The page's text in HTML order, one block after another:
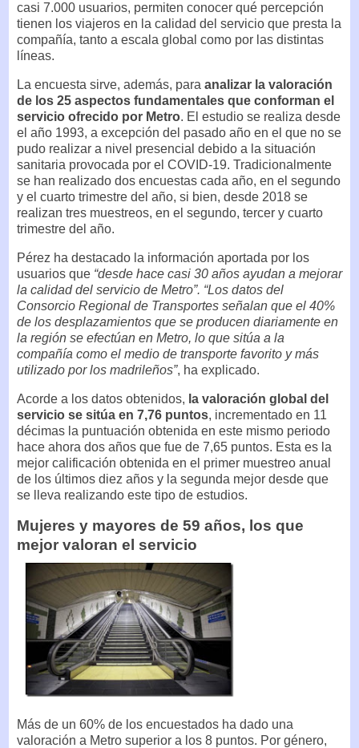
casi 7.000 usuarios, permiten conocer qué percepción
tienen los viajeros en la calidad del servicio que presta la
compañía, tanto a escala global como por las distintas
líneas.
La encuesta sirve, además, para analizar la valoración
de los 25 aspectos fundamentales que conforman el
servicio ofrecido por Metro. El estudio se realiza desde
el año 1993, a excepción del pasado año en el que no se
pudo realizar a nivel presencial debido a la situación
sanitaria provocada por el COVID-19. Tradicionalmente
se han realizado dos encuestas cada año, en el segundo
y el cuarto trimestre del año, si bien, desde 2018 se
realizan tres muestreos, en el segundo, tercer y cuarto
trimestre del año.
Pérez ha destacado la información aportada por los
usuarios que “desde hace casi 30 años ayudan a mejorar
la calidad del servicio de Metro”. “Los datos del
Consorcio Regional de Transportes señalan que el 40%
de los desplazamientos que se producen diariamente en
la región se efectúan en Metro, lo que sitúa a la
compañía como el medio de transporte favorito y más
utilizado por los madrileños”, ha explicado.
Acorde a los datos obtenidos, la valoración global del
servicio se sitúa en 7,76 puntos, incrementado en 11
décimas la puntuación obtenida en este mismo periodo
hace ahora dos años que fue de 7,65 puntos. Esta es la
mejor calificación obtenida en el primer muestreo anual
de los últimos diez años y la segunda mejor desde que
se lleva realizando este tipo de estudios.
Mujeres y mayores de 59 años, los que
mejor valoran el servicio
Más de un 60% de los encuestados ha dado una
valoración a Metro superior a los 8 puntos. Por género,